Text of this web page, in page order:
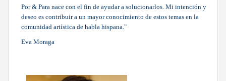
Por & Para nace con el fin de ayudar a solucionarlos. Mi intención y
deseo es contribuir a un mayor conocimiento de estos temas en la
comunidad artística de habla hispana."
Eva Moraga